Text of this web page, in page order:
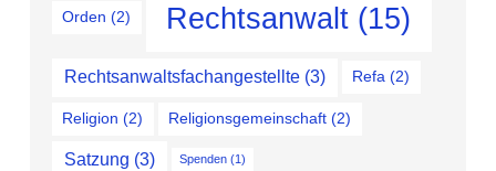
Orden (2) Rechtsanwalt (15)
Rechtsanwaltsfachangestellte(3) Refa (2)
Religion (2) Religionsgemeinschaft (2)
Satzung (3) Spenden (1)